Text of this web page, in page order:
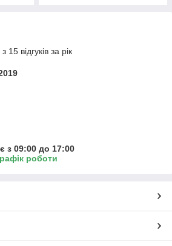
15 відгуків за рік
з 09:00 до 17:00
роботи